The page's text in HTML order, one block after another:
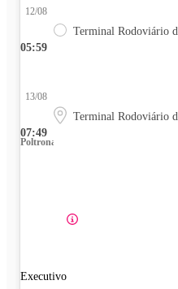
05:59
12/08
Terminal Rodoviário
07:49
13/08
Terminal Rodoviário
Poltrona
Executivo